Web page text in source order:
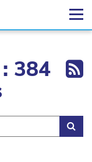
384